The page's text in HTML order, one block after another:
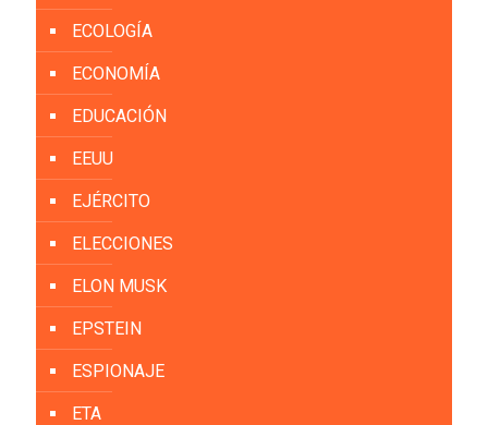
ECOLOGÍA
ECONOMÍA
EDUCACIÓN
EEUU
EJÉRCITO
ELECCIONES
ELON MUSK
EPSTEIN
ESPIONAJE
ETA